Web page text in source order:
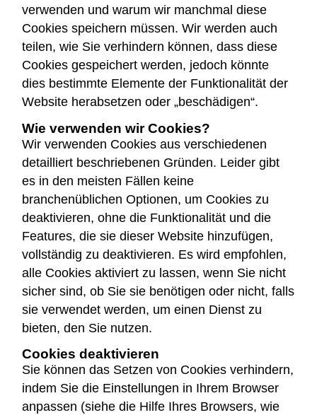
verwenden und warum wir manchmal diese
Cookies speichern müssen. Wir werden auch
teilen, wie Sie verhindern können, dass diese
Cookies gespeichert werden, jedoch könnte
dies bestimmte Elemente der Funktionalität der
Website herabsetzen oder „beschädigen“.
Wie verwenden wir Cookies?
Wir verwenden Cookies aus verschiedenen
detailliert beschriebenen Gründen. Leider gibt
es in den meisten Fällen keine
branchenüblichen Optionen, um Cookies zu
deaktivieren, ohne die Funktionalität und die
Features, die sie dieser Website hinzufügen,
vollständig zu deaktivieren. Es wird empfohlen,
alle Cookies aktiviert zu lassen, wenn Sie nicht
sicher sind, ob Sie sie benötigen oder nicht, falls
sie verwendet werden, um einen Dienst zu
bieten, den Sie nutzen.
Cookies deaktivieren
Sie können das Setzen von Cookies verhindern,
indem Sie die Einstellungen in Ihrem Browser
anpassen (siehe die Hilfe Ihres Browsers, wie